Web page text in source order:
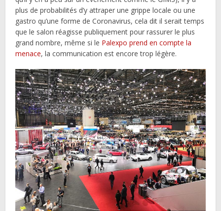
plus de probabilités d’y attraper une grippe locale ou une
gastro qu’une forme de Coronavirus, cela dit il serait temps
que le salon réagisse publiquement pour rassurer le plus
grand nombre, même si le Palexpo prend en compte la
menace, la communication est encore trop légère.